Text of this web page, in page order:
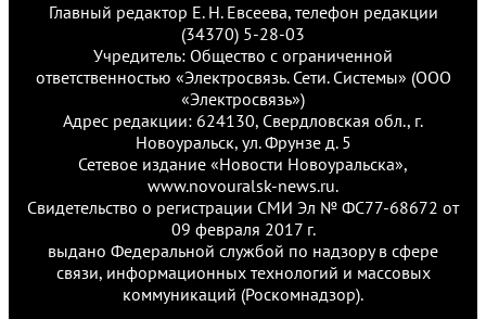
Главный редактор Е. Н. Евсеева, телефон редакции
(34370) 5-28-03
Учредитель: Общество с ограниченной
ответственностью «Электросвязь. Сети. Системы» (ООО
«Электросвязь»)
Адрес редакции: 624130, Свердловская обл., г.
Новоуральск, ул. Фрунзе д. 5
Сетевое издание «Новости Новоуральска»,
www.novouralsk-news.ru.
Свидетельство о регистрации СМИ Эл № ФС77-68672 от
09 февраля 2017 г.
выдано Федеральной службой по надзору в сфере
связи, информационных технологий и массовых
коммуникаций (Роскомнадзор).